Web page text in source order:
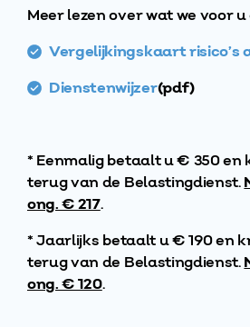
Meer lezen over wat we voor u
Vergelijkingskaart risico’s
Dienstenwijzer(pdf)
* Eenmalig betaalt u € 350 en
terug van de Belastingdienst.
ong. € 217.
* Jaarlijks betaalt u € 190 en
terug van de Belastingdienst.
ong. € 120.